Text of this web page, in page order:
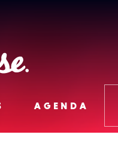
Lense
AGENDA